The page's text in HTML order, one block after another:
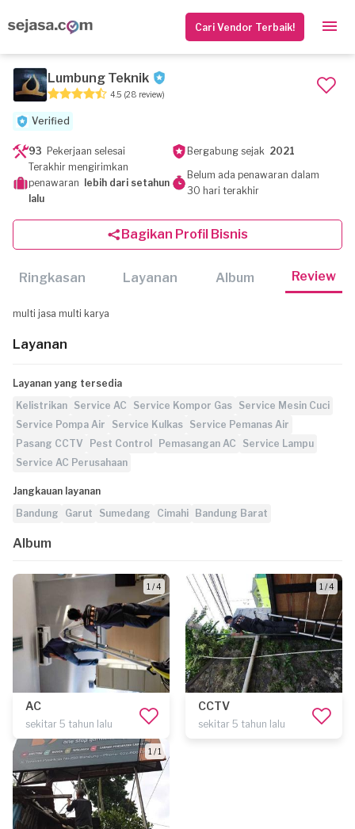
Cari Vendor Terbaik!
Lumbung Teknik
4.5 (28 review)
Verified
93 Pekerjaan selesai Bergabung sejak 2021
Terakhir mengirimkan
penawaran
lebih dari setahun
lalu
Belum ada penawaran dalam
30 hari terakhir
Bagikan Profil Bisnis
Ringkasan Layanan Album Review
multi jasa multi karya
Layanan
Layanan yang tersedia
Kelistrikan Service AC Service Kompor Gas Service Mesin Cuci
Service Pompa Air
Service Kulkas Service Pemanas Air
Pasang CCTV
Pest Control Pemasangan AC
Service Lampu
Service AC Perusahaan
Jangkauan layanan
Bandung
Garut Sumedang Cimahi Bandung Barat
Album
1 / 4
AC
sekitar 5 tahun lalu
1 / 4
CCTV
sekitar 5 tahun lalu
1 / 1